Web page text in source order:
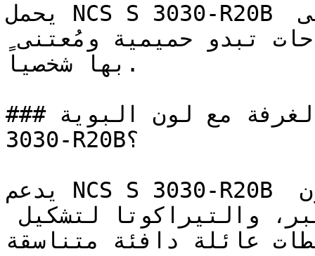
يحمل NCS S 3030-R20B ارتباطات عاطفية دافئة تدل على
الرعاية والترحيب، ليخلق مساحات تبدو حميمية ومُعتنى
بها شخصياً.
### كيف أنسق ديكور الغرفة مع لون البوية NCS S
3030-R20B؟
يدعم NCS S 3030-R20B لوحات الألوان عند دمجه مع لون
عائلة دافئة متناسقة.